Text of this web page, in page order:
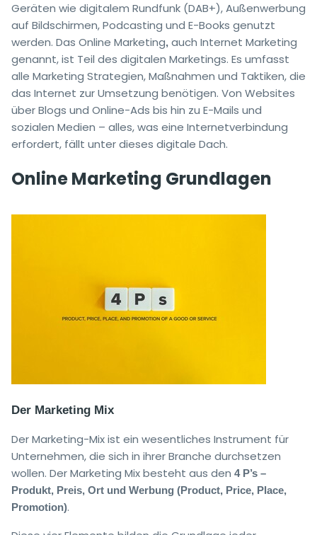
Geräten wie digitalem Rundfunk (DAB+), Außenwerbung
auf Bildschirmen, Podcasting und E-Books genutzt
werden. Das Online Marketing, auch Internet Marketing
genannt, ist Teil des digitalen Marketings. Es umfasst
alle Marketing Strategien, Maßnahmen und Taktiken, die
das Internet zur Umsetzung benötigen. Von Websites
über Blogs und Online-Ads bis hin zu E-Mails und
sozialen Medien – alles, was eine Internetverbindung
erfordert, fällt unter dieses digitale Dach.
Online Marketing Grundlagen
Der Marketing Mix
Der Marketing-Mix ist ein wesentliches Instrument für
Unternehmen, die sich in ihrer Branche durchsetzen
wollen. Der Marketing Mix besteht aus den 4 P’s –
Produkt, Preis, Ort und Werbung (Product, Price, Place,
Promotion).